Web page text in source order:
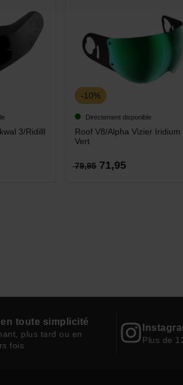
3/Ridilll
-10%
Directement disponible
Roof V8/Alpha Vizier Iridium
Vert
79,9571,95
en toute simplicité
plus tard ou en
fois
Plus de